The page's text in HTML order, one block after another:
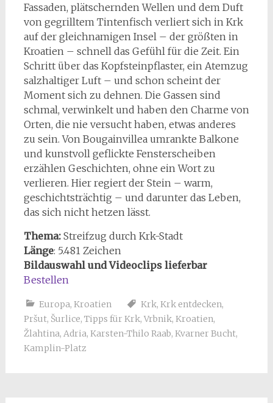
Fassaden, plätschernden Wellen und dem Duft
von gegrilltem Tintenfisch verliert sich in Krk
auf der gleichnamigen Insel – der größten in
Kroatien – schnell das Gefühl für die Zeit. Ein
Schritt über das Kopfsteinpflaster, ein Atemzug
salzhaltiger Luft – und schon scheint der
Moment sich zu dehnen. Die Gassen sind
schmal, verwinkelt und haben den Charme von
Orten, die nie versucht haben, etwas anderes
zu sein. Von Bougainvillea umrankte Balkone
und kunstvoll geflickte Fensterscheiben
erzählen Geschichten, ohne ein Wort zu
verlieren. Hier regiert der Stein – warm,
geschichtsträchtig – und darunter das Leben,
das sich nicht hetzen lässt.
Thema: Streifzug durch Krk-Stadt
Länge: 5.481 Zeichen
Bildauswahl und Videoclips lieferbar
Bestellen
Europa, Kroatien Krk, Krk entdecken,
Pršut, Šurlice, Tipps für Krk, Vrbnik, Kroatien,
Žlahtina, Adria, Karsten-Thilo Raab, Kvarner Bucht,
Kamplin-Platz